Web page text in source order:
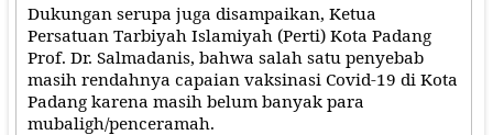
Dukungan serupa juga disampaikan, Ketua
Persatuan Tarbiyah Islamiyah (Perti) Kota Padang
Prof. Dr. Salmadanis, bahwa salah satu penyebab
masih rendahnya capaian vaksinasi Covid-19 di Kota
Padang karena masih belum banyak para
mubaligh/penceramah.